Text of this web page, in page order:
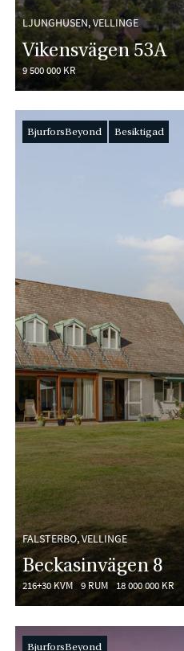
LJUNGHUSEN, VELLINGE
Vikensvägen 53A
9 500 000 KR
FALSTERBO, VELLINGE
Beckasinvägen 8
216+30 KVM 9 RUM 18 000 000 KR
BjurforsBeyond Besiktigad
BjurforsBeyond